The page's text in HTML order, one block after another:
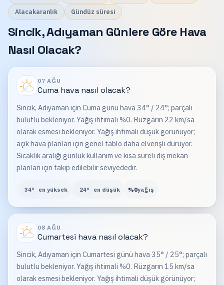
Alacakaranlık Gündüz süresi
Sincik, Adıyaman Günlere Göre Hava
Nasıl Olacak?
07 AĞU
Cumahava nasıl olacak?
Sincik, Adıyaman için Cuma günü hava 34° / 24°; parçalı
bulutlu bekleniyor. Yağış ihtimali %0. Rüzgarın 22 km/sa
olarak esmesi bekleniyor. Yağış ihtimali düşük görünüyor;
açık hava planları için genel tablo daha elverişli duruyor.
Sıcaklık aralığı günlük kullanım ve kısa süreli dış mekan
planları için takip edilebilir seviyededir.
34° en yüksek 24° en düşük %0yağış
08 AĞU
Cumartesi hava nasıl olacak?
Sincik, Adıyaman için Cumartesi günü hava 35° / 25°; parçalı
bulutlu bekleniyor. Yağış ihtimali %0. Rüzgarın 15 km/sa
olarak esmesi bekleniyor. Yağış ihtimali düşük görünüyor;